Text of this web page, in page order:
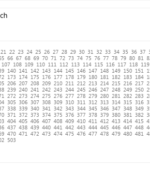
21 22 23 24 25 26 27 28 29 30 31 32 33 34 35 36 37
66 67 68 69 70 71 72 73 74 75 76 77 78 79 80 81
107 108 109 110 111 112 113 114 115 116 117 118 119
140 141 142 143 144 145 146 147 148 149 150 151
173 174 175 176 177 178 179 180 181 182 183 184
206 207 208 209 210 211 212 213 214 215 216 217
239 240 241 242 243 244 245 246 247 248 249 250
272 273 274 275 276 277 278 279 280 281 282 283
305 306 307 308 309 310 311 312 313 314 315 316
338 339 340 341 342 343 344 345 346 347 348 349
371 372 373 374 375 376 377 378 379 380 381 382
404 405 406 407 408 409 410 411 412 413 414 415
437 438 439 440 441 442 443 444 445 446 447 448
470 471 472 473 474 475 476 477 478 479 480 481
503